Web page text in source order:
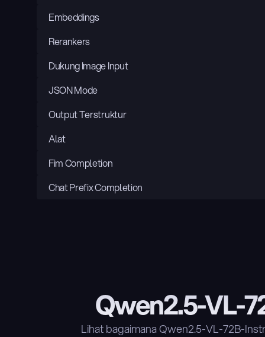
Embeddings
Rerankers
Dukung Image Input
JSON Mode
Output Terstruktur
Alat
Fim Completion
Chat Prefix Completion
Qwen2.5-VL-
Lihat bagaimana Qwen2.5-VL-72B-